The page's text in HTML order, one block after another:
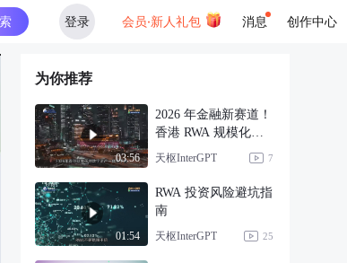
登录 会员·新人礼包 消息 创作中心
为你推荐
03:56
2026 年金融新赛道！
香港 RWA 规模化落
地提速
天枢InterGPT 7
01:54
RWA 投资风险避坑指
南
天枢InterGPT 25